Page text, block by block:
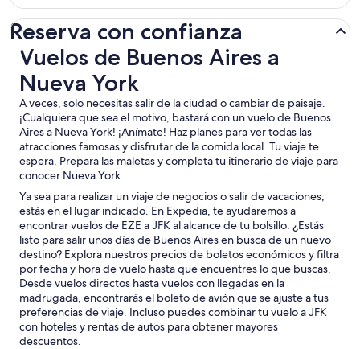
Reserva con confianza
Vuelos de Buenos Aires a
Nueva York
A veces, solo necesitas salir de la ciudad o cambiar de paisaje.
¡Cualquiera que sea el motivo, bastará con un vuelo de Buenos
Aires a Nueva York! ¡Anímate! Haz planes para ver todas las
atracciones famosas y disfrutar de la comida local. Tu viaje te
espera. Prepara las maletas y completa tu itinerario de viaje para
conocer Nueva York.
Ya sea para realizar un viaje de negocios o salir de vacaciones,
estás en el lugar indicado. En Expedia, te ayudaremos a
encontrar vuelos de EZE a JFK al alcance de tu bolsillo. ¿Estás
listo para salir unos días de Buenos Aires en busca de un nuevo
destino? Explora nuestros precios de boletos económicos y filtra
por fecha y hora de vuelo hasta que encuentres lo que buscas.
Desde vuelos directos hasta vuelos con llegadas en la
madrugada, encontrarás el boleto de avión que se ajuste a tus
preferencias de viaje. Incluso puedes combinar tu vuelo a JFK
con hoteles y rentas de autos para obtener mayores
descuentos.
Vuelos de Buenos Aires a Nueva York